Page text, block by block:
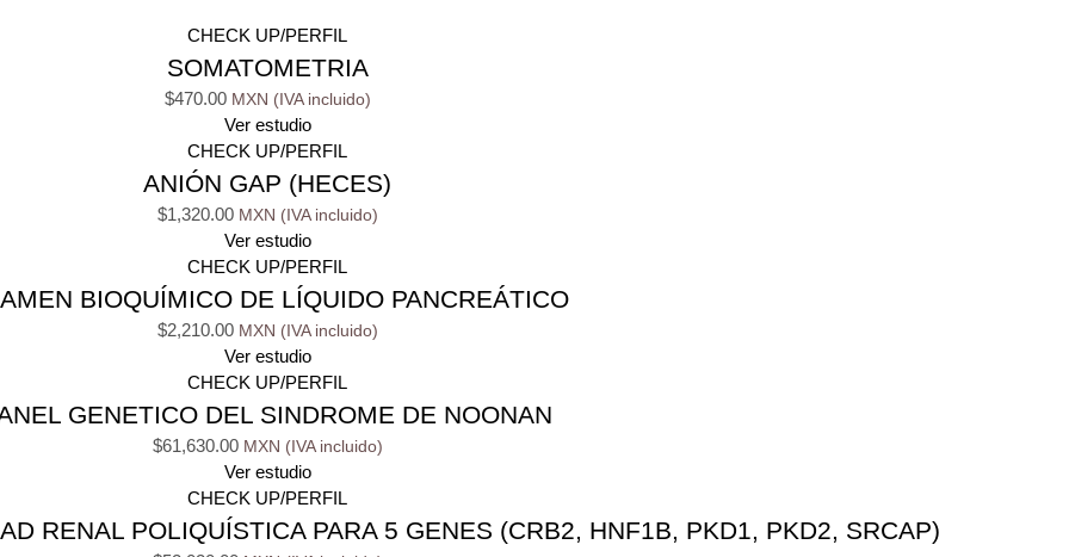
CHECK UP/PERFIL
SOMATOMETRIA
$470.00
Ver estudio
CHECK UP/PERFIL
ANIÓN GAP (HECES)
$1,320.00
Ver estudio
CHECK UP/PERFIL
BIOQUÍMICO DE LÍQUIDO PANCREÁTICO
$2,210.00
Ver estudio
CHECK UP/PERFIL
GENETICO DEL SINDROME DE NOONAN
$61,630.00
Ver estudio
CHECK UP/PERFIL
RENAL POLIQUÍSTICA PARA 5 GENES (CRB2, HNF1B, PKD1, PKD2, SRCAP)